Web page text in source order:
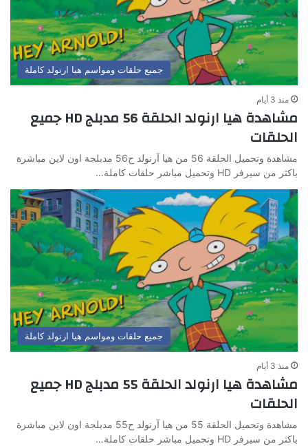
جميع حلقات ومواسم هيا ارنولد كاملة
منذ 3 أيام
مشاهدة هيا ارنولد الحلقة 56 مدبلج HD جميع
الحلقات
مشاهدة وتحميل الحلقة 56 من هيا آرنولد ح56 مدبلجة اون لاين مباشرة
باكثر من سيرفر HD وتحميل مباشر حلقات كاملة…
جميع حلقات ومواسم هيا ارنولد كاملة
منذ 3 أيام
مشاهدة هيا ارنولد الحلقة 55 مدبلج HD جميع
الحلقات
مشاهدة وتحميل الحلقة 55 من هيا آرنولد ح55 مدبلجة اون لاين مباشرة
باكثر من سيرفر HD وتحميل مباشر حلقات كاملة…